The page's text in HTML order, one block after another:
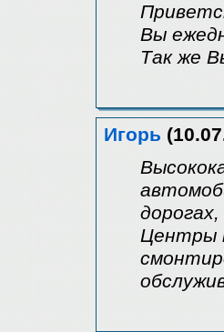
Вы
Так же
Игорь
Центры